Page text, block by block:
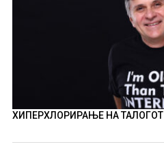
ХИПЕРХЛОРИРАЊЕ НА ТАЛОГОТ